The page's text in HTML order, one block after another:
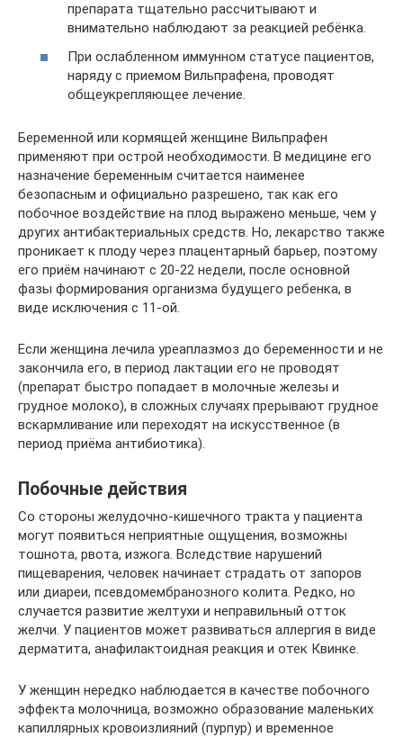
препарата тщательно рассчитывают и
внимательно наблюдают за реакцией ребёнка.
При ослабленном иммунном статусе пациентов,
наряду с приемом Вильпрафена, проводят
общеукрепляющее лечение.
Беременной или кормящей женщине Вильпрафен
применяют при острой необходимости. В медицине его
назначение беременным считается наименее
безопасным и официально разрешено, так как его
побочное воздействие на плод выражено меньше, чем у
других антибактериальных средств. Но, лекарство также
проникает к плоду через плацентарный барьер, поэтому
его приём начинают с 20-22 недели, после основной
фазы формирования организма будущего ребенка, в
виде исключения с 11-ой.
Если женщина лечила уреаплазмоз до беременности и не
закончила его, в период лактации его не проводят
(препарат быстро попадает в молочные железы и
грудное молоко), в сложных случаях прерывают грудное
вскармливание или переходят на искусственное (в
период приёма антибиотика).
Побочные действия
Со стороны желудочно-кишечного тракта у пациента
могут появиться неприятные ощущения, возможны
тошнота, рвота, изжога. Вследствие нарушений
пищеварения, человек начинает страдать от запоров
или диареи, псевдомембранозного колита. Редко, но
случается развитие желтухи и неправильный отток
желчи. У пациентов может развиваться аллергия в виде
дерматита, анафилактоидная реакция и отек Квинке.
У женщин нередко наблюдается в качестве побочного
эффекта молочница, возможно образование маленьких
капиллярных кровоизлияний (пурпур) и временное